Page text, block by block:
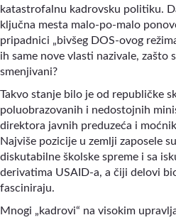
katastrofalnu kadrovsku politiku.
ključna mesta malo-po-malo
pripadnici „bivšeg DOS-ovog
ih same nove vlasti nazivale, zašto
smenjivani?
Takvo stanje bilo je od republičke
poluobrazovanih i nedostojnih
direktora javnih preduzeća i
Najviše pozicije u zemlji zaposele
diskutabilne školske spreme i sa
derivatima USAID-a, a čiji delovi
fasciniraju.
Mnogi „kadrovi“ na visokim